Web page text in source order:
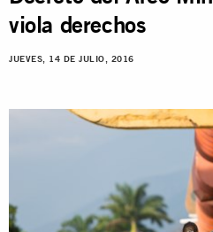
viola derechos
JUEVES, 14 DE JULIO, 2016